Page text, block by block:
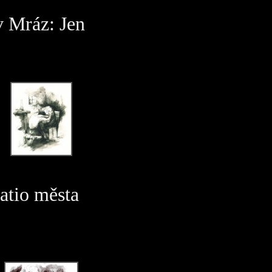
Jen
města